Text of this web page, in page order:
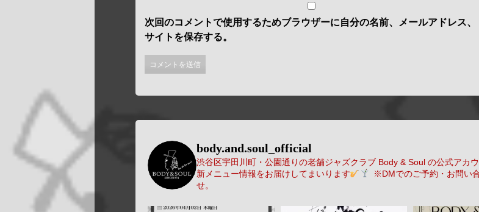
次回のコメントで使用するためブラウザーに自分の名前、メールアドレス、
サイトを保存する。
body.and.soul_official
渋谷区宇田川町・公園通りの老舗ジャズクラブ Body & Soul の公式アカ
新メニュー情報をお届けしてまいります
※DMでのご予約・お問い
せ。